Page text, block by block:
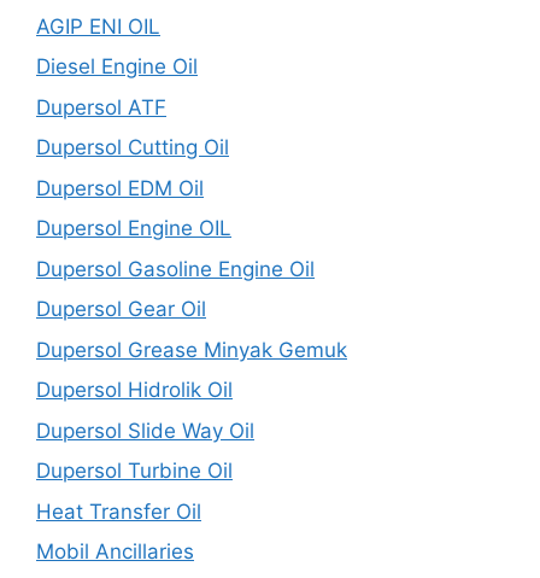
AGIP ENI OIL
Diesel Engine Oil
Dupersol ATF
Dupersol Cutting Oil
Dupersol EDM Oil
Dupersol Engine OIL
Dupersol Gasoline Engine Oil
Dupersol Gear Oil
Dupersol Grease Minyak Gemuk
Dupersol Hidrolik Oil
Dupersol Slide Way Oil
Dupersol Turbine Oil
Heat Transfer Oil
Mobil Ancillaries